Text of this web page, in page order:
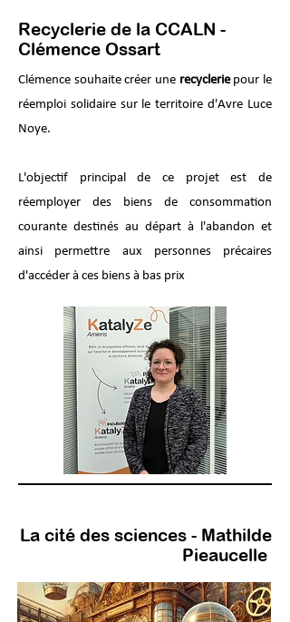
Recyclerie de la CCALN -
Clémence Ossart
Clémence souhaite créer une recycleriepour le
réemploi solidaire sur le territoire d'Avre Luce
Noye.
L'objectif principal de ce projet est de
réemployer des biens de consommation
courante destinés au départ à l'abandon et
ainsi permettre aux personnes précaires
d'accéder à ces biens à bas prix
La cité des sciences - Mathilde
Pieaucelle